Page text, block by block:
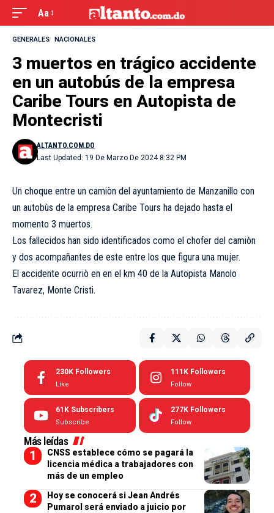
Aa
GENERALES NACIONALES
3 muertos en trágico accidente
en un autobús de la empresa
Caribe Tours en Autopista de
Montecristi
Last Updated: 19 De Marzo De 2024 8:32 PM
ALTANTO.COM.DO
Un choque entre un camiòn del ayuntamiento de Manzanillo con
un autobùs de la empresa Caribe Tours ha dejado hasta el
momento 3 muertos.
Los fallecidos han sido identificados como el chofer del camiòn
y dos acompañantes de este entre los que figura una mujer.
El accidente ocurriò en en el km 40 de la Autopista Manolo
Tavarez, Monte Cristi.
230K Followers
Like
111K Followers
Follow
61K Subscribers
Subscribe
277K Followers
Follow
Más leídas
CNSS establece cómo se pagará la
licencia médica a trabajadores con
más de un empleo
Hoy se conocerá si Jean Andrés
Pumarol será enviado a juicio por